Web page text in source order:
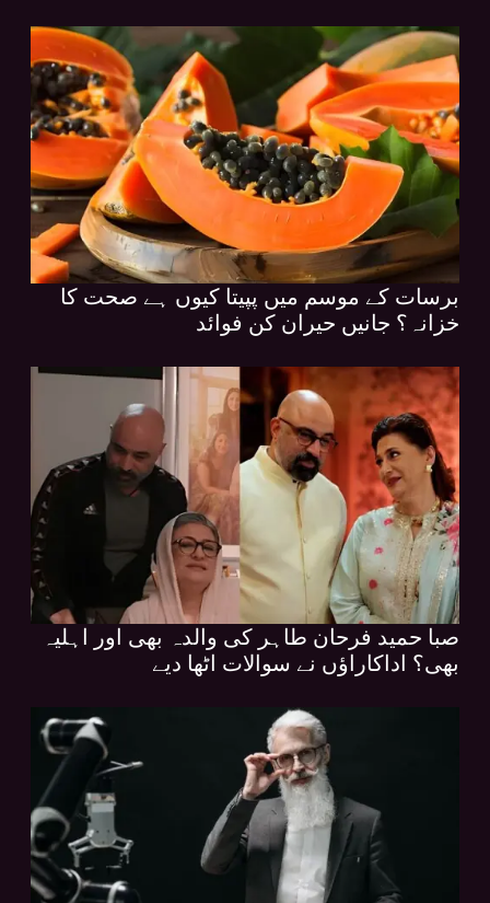
برسات کے موسم میں پپیتا کیوں ہے صحت کا
خزانہ؟ جانیں حیران کن فوائد
صبا حمید فرحان طاہر کی والدہ بھی اور اہلیہ
بھی؟ اداکاراؤں نے سوالات اٹھا دیے